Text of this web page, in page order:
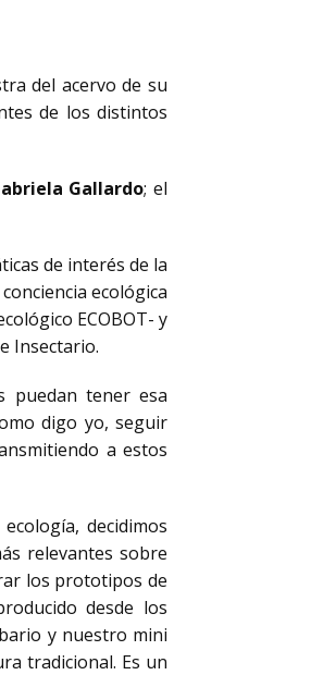
del acervo de su
de los distintos
Gallardo; el
de interés de la
ecológica
ECOBOT- y
Insectario.
puedan tener esa
digo yo, seguir
a estos
decidimos
relevantes sobre
los prototipos de
desde los
y nuestro mini
tradicional. Es un